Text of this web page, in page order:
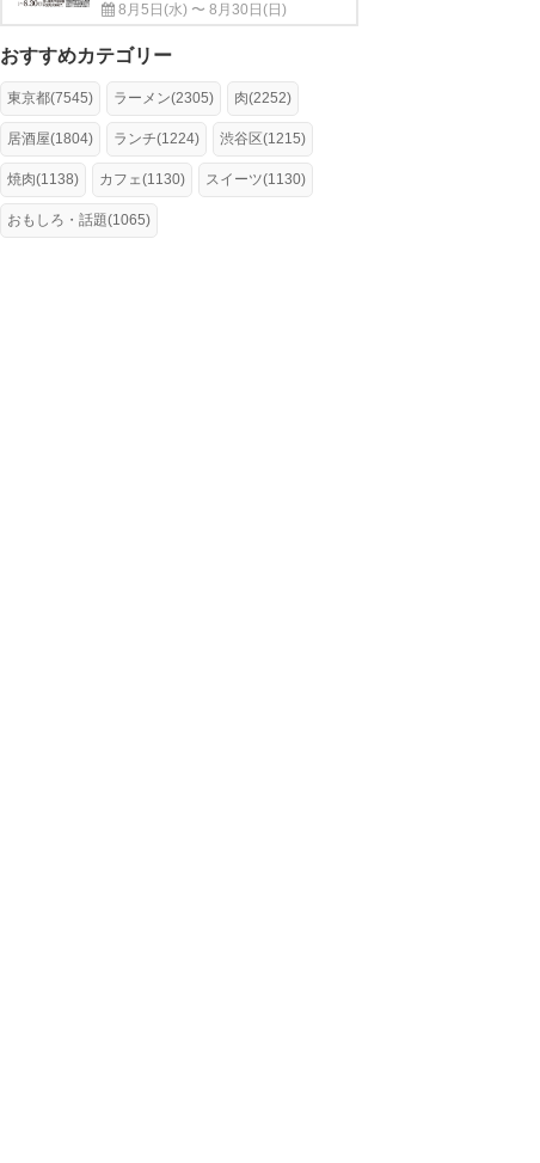
8月5日(水) 〜 8月30日(日)
おすすめカテゴリー
東京都(7545) ラーメン(2305) 肉(2252)
居酒屋(1804) ランチ(1224) 渋谷区(1215)
焼肉(1138) カフェ(1130) スイーツ(1130)
おもしろ・話題(1065)